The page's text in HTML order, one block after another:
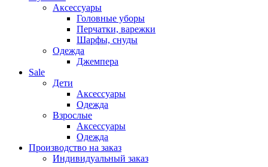
Аксессуары
Головные уборы
Перчатки, варежки
Шарфы, снуды
Одежда
Джемпера
Sale
Дети
Аксессуары
Одежда
Взрослые
Аксессуары
Одежда
Производство на заказ
Индивидуальный заказ